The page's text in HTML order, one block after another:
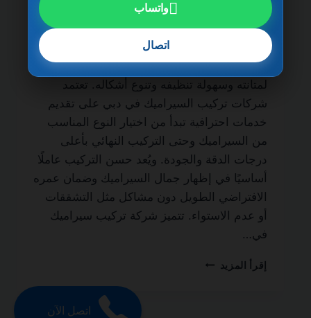
الحياة من أهم الجهات المتخصصة في أعمال
التشطيب الداخلي والخارجي، حيث يُعتبر
السيراميك من أكثر الخامات استخدامًا في
المنازل والفلل والشقق والمباني التجارية نظرًا
لمتانته وسهولة تنظيفه وتنوع أشكاله. تعتمد
شركات تركيب السيراميك في دبي على تقديم
خدمات احترافية تبدأ من اختيار النوع المناسب
من السيراميك وحتى التركيب النهائي بأعلى
درجات الدقة والجودة. ويُعد حسن التركيب عاملًا
أساسيًا في إظهار جمال السيراميك وضمان عمره
الافتراضي الطويل دون مشاكل مثل التشققات
أو عدم الاستواء. تتميز شركة تركيب سيراميك
في…
إقرأ المزيد شركة
اتصل الآن
واتساب
اتصال